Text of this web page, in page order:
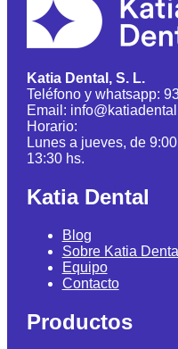
Katia Dental, S. L.
Teléfono y whatsapp:
Email:
Horario:
Lunes a jueves, de
13:30 hs.
Katia Dental
Blog
Sobre Katia Dental
Equipo
Contacto
Productos